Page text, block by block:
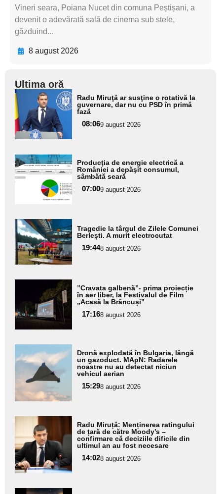
Vineri seara, Poiana Nucet din comuna Peștișani, a
devenit o adevărată sală de cinema sub stele,
găzduind...
8 august 2026
Ultima oră
Adaugă
aici textul
pentru
subtitlu
Radu Miruţă ar susţine o rotativă la
guvernare, dar nu cu PSD în primă
fază
08:069 august 2026
Adaugă
aici textul
pentru
subtitlu
Producţia de energie electrică a
României a depăşit consumul,
sâmbătă seară
07:009 august 2026
Adaugă
aici textul
pentru
subtitlu
Tragedie la târgul de Zilele Comunei
Berlești. A murit electrocutat
19:448 august 2026
Adaugă
aici textul
pentru
subtitlu
”Cravata galbenă”- prima proiecție
în aer liber, la Festivalul de Film
„Acasă la Brâncuși”
17:168 august 2026
Adaugă
aici textul
pentru
subtitlu
Dronă explodată în Bulgaria, lângă
un gazoduct. MApN: Radarele
noastre nu au detectat niciun
vehicul aerian
15:298 august 2026
Adaugă
aici textul
pentru
subtitlu
Radu Miruță: Menținerea ratingului
de țară de către Moody’s –
confirmare că deciziile dificile din
ultimul an au fost necesare
14:028 august 2026